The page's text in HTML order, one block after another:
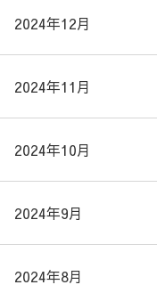
2024年12月
2024年11月
2024年10月
2024年9月
2024年8月